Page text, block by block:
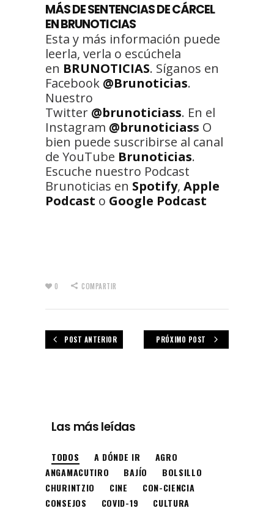
MÁS DE SENTENCIAS DE CÁRCEL
EN BRUNOTICIAS
Esta y más información puede
leerla, verla o escúchela
en BRUNOTICIAS. Síganos en
Facebook @Brunoticias.
Nuestro
Twitter @brunoticiass. En el
Instagram @brunoticiass O
bien puede suscribirse al canal
de YouTube Brunoticias.
Escuche nuestro Podcast
Brunoticias en Spotify, Apple
Podcast o Google Podcast
0 COMPARTIR
POST ANTERIOR PRÓXIMO POST
Las más leídas
TODOS A DÓNDE IR
AGRO
ANGAMACUTIRO
BAJÍO
BOLSILLO
CHURINTZIO
CINE
CON-CIENCIA
CONSEJOS
COVID-19 CULTURA